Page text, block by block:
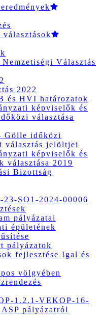
Választás
2022
és HVI határozatok
képviselők és
választása
Gölle időközi
választás jelöltjei
képviselők és
választása 2019
Bizottság
SO1-2024-00006
pályázatai
épületének
pályázatok
fejlesztése Igal és
völgyében
1.2.1-VEKOP-16-
pályázatról